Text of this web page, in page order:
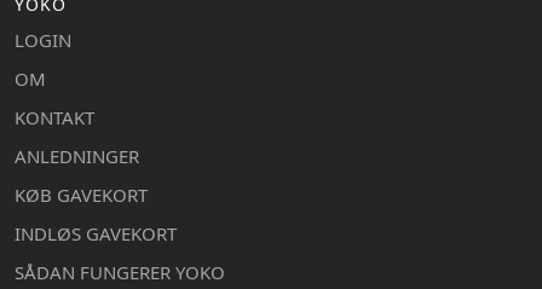
LOGIN
OM
KONTAKT
ANLEDNINGER
KØB GAVEKORT
INDLØS GAVEKORT
SÅDAN FUNGERER YOKO